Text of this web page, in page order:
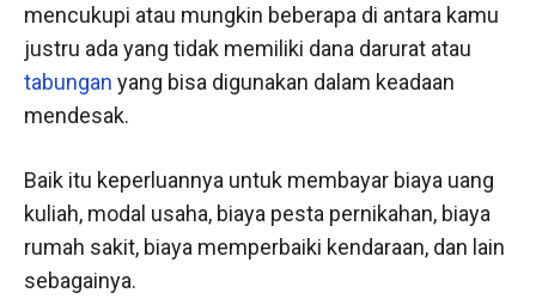
mencukupi atau mungkin beberapa di antara kamu
justru ada yang tidak memiliki dana darurat atau
tabungan yang bisa digunakan dalam keadaan
mendesak.
Baik itu keperluannya untuk membayar biaya uang
kuliah, modal usaha, biaya pesta pernikahan, biaya
rumah sakit, biaya memperbaiki kendaraan, dan lain
sebagainya.